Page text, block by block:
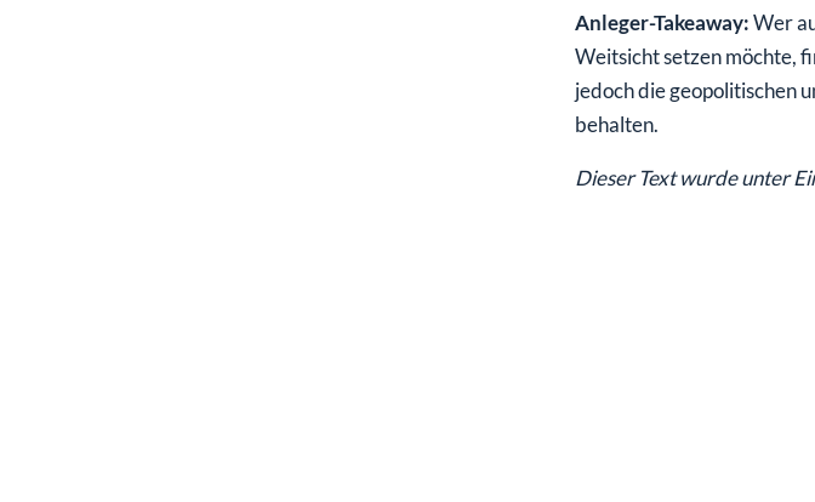
Anleger-Takeaway:Wer
Weitsicht setzen möchte,
jedoch die geopolitischen
behalten.
Dieser Text wurde unter